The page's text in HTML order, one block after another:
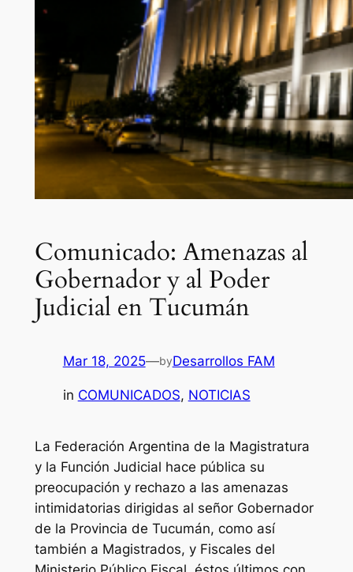
Comunicado: Amenazas al
Gobernador y al Poder
Judicial en Tucumán
Mar 18, 2025—byDesarrollos FAM
in COMUNICADOS, NOTICIAS
La Federación Argentina de la Magistratura
y la Función Judicial hace pública su
preocupación y rechazo a las amenazas
intimidatorias dirigidas al señor Gobernador
de la Provincia de Tucumán, como así
también a Magistrados, y Fiscales del